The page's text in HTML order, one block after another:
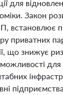
для
Закон
встановлює
приватних
що знижує
для